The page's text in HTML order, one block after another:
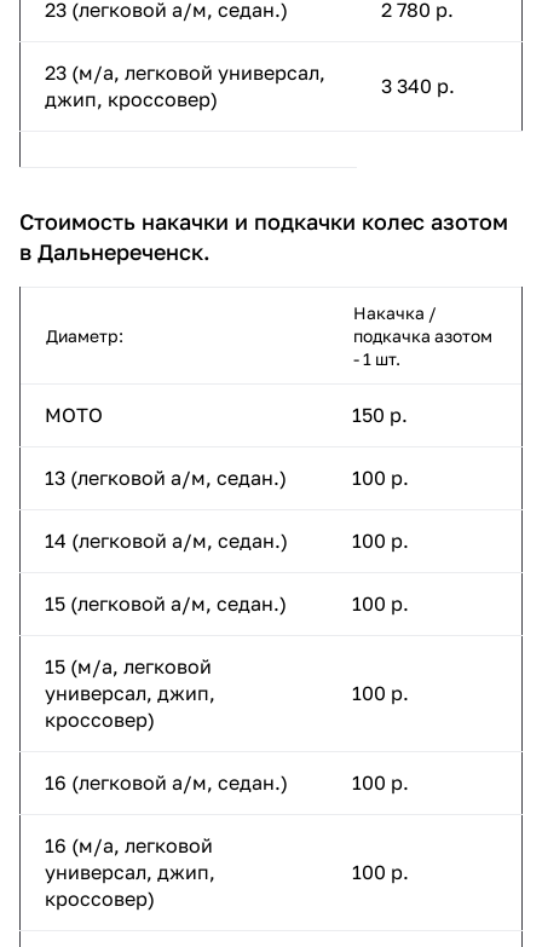
23 (легковой а/м, седан.) 2 780 р.
23 (м/а, легковой универсал,
джип, кроссовер)
3 340 р.
Стоимость накачки и подкачки колес азотом
в Дальнереченск.
Диаметр:
Накачка /
подкачка азотом
- 1 шт.
МОТО 150 р.
13 (легковой а/м, седан.) 100 р.
14 (легковой а/м, седан.) 100 р.
15 (легковой а/м, седан.) 100 р.
15 (м/а, легковой
универсал, джип,
кроссовер)
100 р.
16 (легковой а/м, седан.) 100 р.
16 (м/а, легковой
универсал, джип,
кроссовер)
100 р.